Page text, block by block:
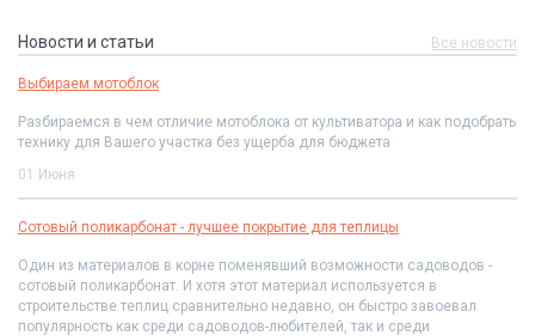
Новости и статьи Все новости
Выбираем мотоблок
Разбираемся в чем отличие мотоблока от культиватора и как подобрать
технику для Вашего участка без ущерба для бюджета
01 Июня
Сотовый поликарбонат - лучшее покрытие для теплицы
Один из материалов в корне поменявший возможности садоводов -
сотовый поликарбонат. И хотя этот материал используется в
строительстве теплиц сравнительно недавно, он быстро завоевал
популярность как среди садоводов-любителей, так и среди